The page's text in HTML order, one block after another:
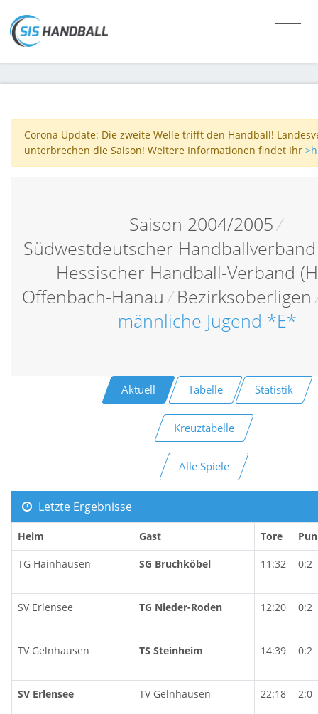
Corona Update: Die zweite Welle trifft den Handball!
unterbrechen die Saison! Weitere Informationen findet Ihr
Saison 2004/2005/
Südwestdeutscher Handballverband
Hessischer Handball-Verband
Offenbach-Hanau / Bezirksoberligen
männliche Jugend *E*
Aktuell Tabelle Statistik
Kreuztabelle
Alle Spiele
Letzte Ergebnisse
Heim Gast Tore
TG Hainhausen SG Bruchköbel 11:32 0:2
SV Erlensee TG Nieder-Roden 12:20 0:2
TV Gelnhausen TS Steinheim 14:39 0:2
SV Erlensee TV Gelnhausen 22:18 2:0